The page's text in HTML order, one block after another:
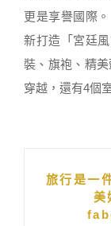
更是享譽國際
新打造「宮廷
裝、旗袍、精
穿越，還有4個
旅行是一
美